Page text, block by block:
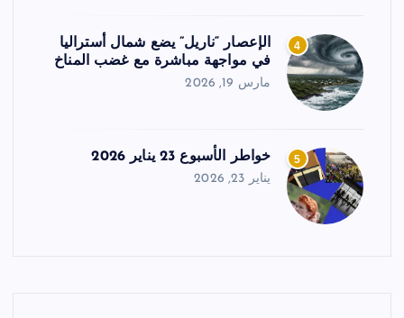
4
الإعصار “ناريل” يضع شمال أستراليا
في مواجهة مباشرة مع غضب المناخ
مارس 19, 2026
5 خواطر الأسبوع 23 يناير 2026
يناير 23, 2026